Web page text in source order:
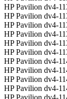
HP Pavilion dv4-
HP Pavilion dv4-
HP Pavilion dv4-
HP Pavilion dv4-
HP Pavilion dv4-
HP Pavilion dv4-
HP Pavilion dv4-
HP Pavilion dv4-
HP Pavilion dv4-
HP Pavilion dv4-